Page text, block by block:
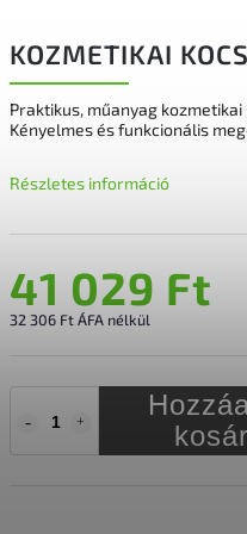
KOZMETIKAI
41 029 Ft
32 306 Ft ÁFA nélkül
Praktikus, műanyag
Kényelmes és funkcionális
Részletes információ